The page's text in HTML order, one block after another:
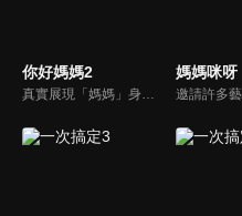
你好媽媽2
真實展現「媽媽」身份的更多社會觸角，探討對「媽媽」概念的時代定義，探訪更多的當代媽媽。每期走進嘉賓生活，探討母親在家庭中、在自己生命中的位置。
媽媽咪呀